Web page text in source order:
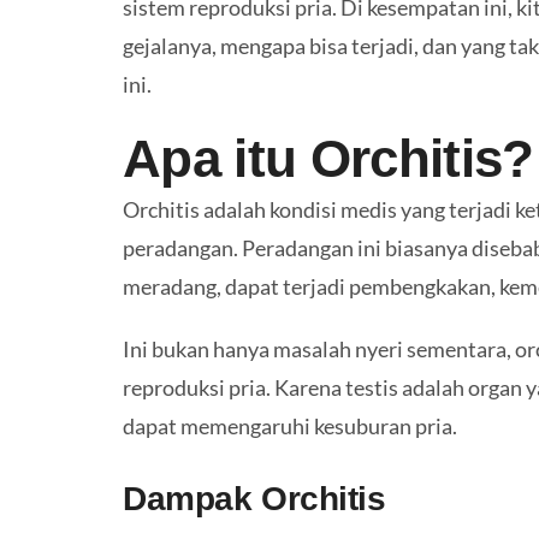
sistem reproduksi pria. Di kesempatan ini,
gejalanya, mengapa bisa terjadi, dan yang
ini.
Apa itu Orchitis?
Orchitis adalah kondisi medis yang terjadi
peradangan. Peradangan ini biasanya
meradang, dapat terjadi pembengkakan,
Ini bukan hanya masalah nyeri sementara,
reproduksi pria. Karena testis adalah organ
dapat memengaruhi kesuburan pria.
Dampak Orchitis